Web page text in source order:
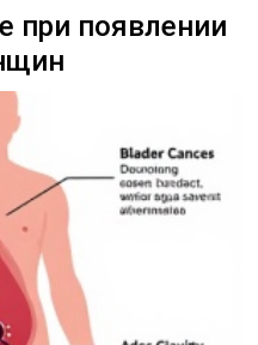
при появлении